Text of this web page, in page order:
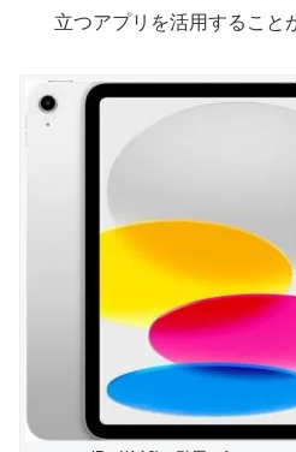
立つアプリを活用すること